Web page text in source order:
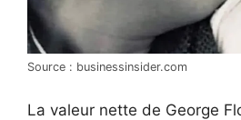
Source : businessinsider.com
La valeur nette de George